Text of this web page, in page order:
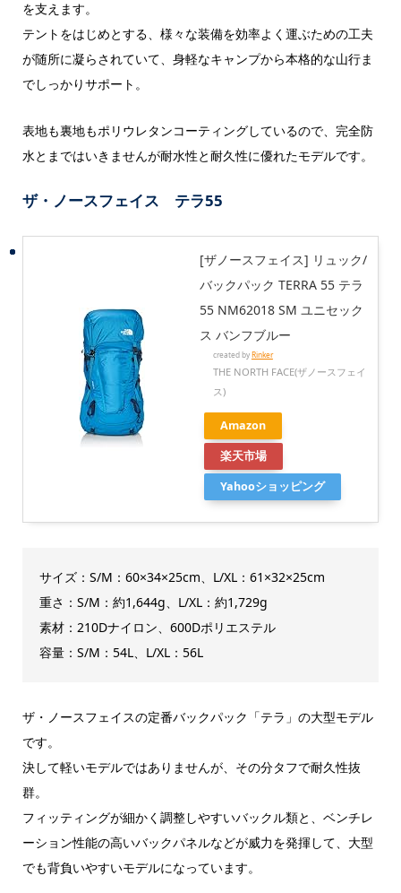
を支えます。
テントをはじめとする、様々な装備を効率よく運ぶための工夫
が随所に凝らされていて、身軽なキャンプから本格的な山行ま
でしっかりサポート。
表地も裏地もポリウレタンコーティングしているので、完全防
水とまではいきませんが耐水性と耐久性に優れたモデルです。
ザ・ノースフェイス テラ55
[ザノースフェイス] リュック/
バックパック TERRA 55 テラ
55 NM62018 SM ユニセック
ス バンフブルー
created by Rinker
THE NORTH FACE(ザノースフェイ
ス)
Amazon
楽天市場
Yahooショッピング
サイズ：S/M：60×34×25cm、L/XL：61×32×25cm
重さ：S/M：約1,644g、L/XL：約1,729g
素材：210Dナイロン、600Dポリエステル
容量：S/M：54L、L/XL：56L
ザ・ノースフェイスの定番バックパック「テラ」の大型モデル
です。
決して軽いモデルではありませんが、その分タフで耐久性抜
群。
フィッティングが細かく調整しやすいバックル類と、ベンチレ
ーション性能の高いバックパネルなどが威力を発揮して、大型
でも背負いやすいモデルになっています。